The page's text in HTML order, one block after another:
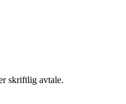
skriftlig avtale.